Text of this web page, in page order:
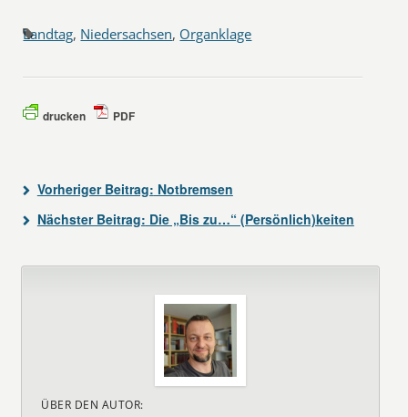
Landtag, Niedersachsen, Organklage
drucken PDF
Vorheriger Beitrag: Notbremsen
Nächster Beitrag: Die „Bis zu…“ (Persönlich)keiten
ÜBER DEN AUTOR: